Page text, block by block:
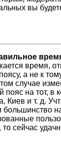
вы
время,
а не к
случае
пояс на тот, в
Киев и т. д.
большинство
то сейчас